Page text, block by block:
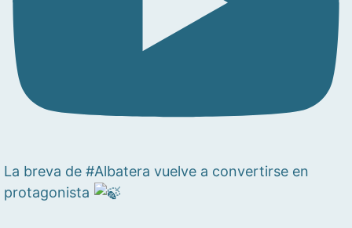
La breva de #Albatera vuelve a convertirse en
protagonista